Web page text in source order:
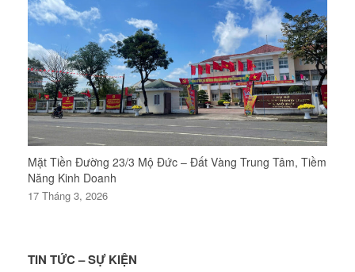
Mặt Tiền Đường 23/3 Mộ Đức – Đất Vàng Trung Tâm, Tiềm
Năng Kinh Doanh
17 Tháng 3, 2026
TIN TỨC – SỰ KIỆN